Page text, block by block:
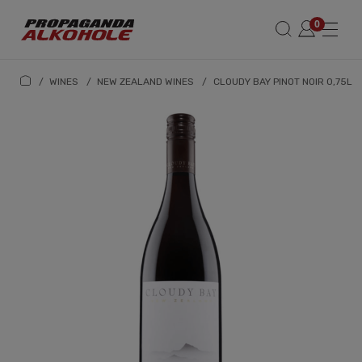
/ WINES / NEW ZEALAND WINES / CLOUDY BAY PINOT NOIR 0,75L